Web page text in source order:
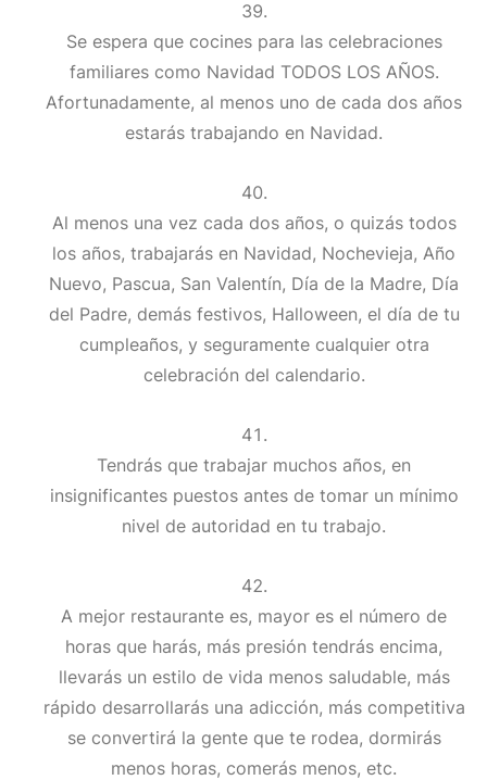
Se espera que cocines para las celebraciones
familiares como Navidad TODOS LOS AÑOS.
Afortunadamente, al menos uno de cada dos años
estarás trabajando en Navidad.
Al menos una vez cada dos años, o quizás todos
los años, trabajarás en Navidad, Nochevieja, Año
Nuevo, Pascua, San Valentín, Día de la Madre, Día
del Padre, demás festivos, Halloween, el día de tu
cumpleaños, y seguramente cualquier otra
celebración del calendario.
Tendrás que trabajar muchos años, en
insignificantes puestos antes de tomar un mínimo
nivel de autoridad en tu trabajo.
A mejor restaurante es, mayor es el número de
horas que harás, más presión tendrás encima,
llevarás un estilo de vida menos saludable, más
rápido desarrollarás una adicción, más competitiva
se convertirá la gente que te rodea, dormirás
menos horas, comerás menos, etc.